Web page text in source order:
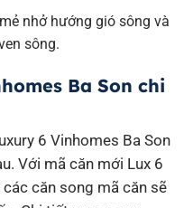
nhở hướng gió sông và
sông.
Ba Son chi
6 Vinhomes Ba Son
Với mã căn mới Lux 6
căn song mã căn sẽ